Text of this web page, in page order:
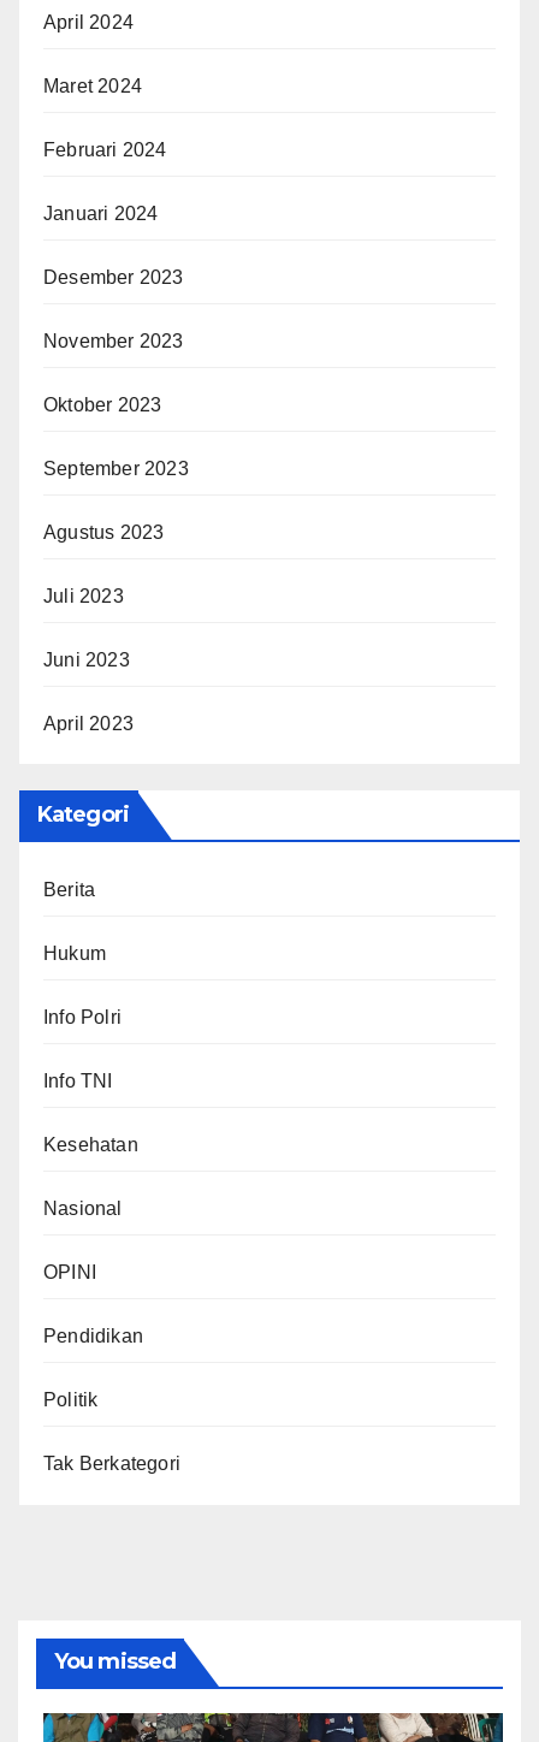
April 2024
Maret 2024
Februari 2024
Januari 2024
Desember 2023
November 2023
Oktober 2023
September 2023
Agustus 2023
Juli 2023
Juni 2023
April 2023
Kategori
Berita
Hukum
Info Polri
Info TNI
Kesehatan
Nasional
OPINI
Pendidikan
Politik
Tak Berkategori
You missed